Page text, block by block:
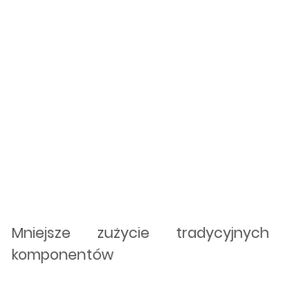
Mniejsze zużycie tradycyjnych
komponentów